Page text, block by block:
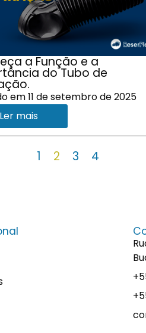
a Função e a
do Tubo de
em11 de setembro de 2025
Ler mais
1 2 3 4